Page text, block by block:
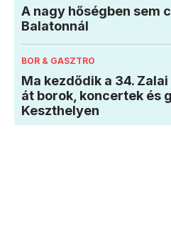
A nagy hőségben sem
Balatonnál
BOR & GASZTRO
Ma kezdődik a 34.
át borok, koncertek és
Keszthelyen